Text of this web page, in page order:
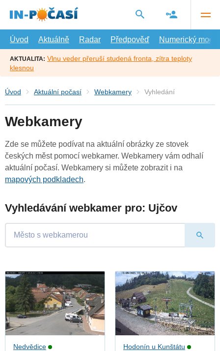
hlavní
Úvod
Aktuálně Radar Předpověď Numerický model
AKTUALITA: Vlnu veder přeruší studená fronta, zítra teploty
klesnou
Úvod Aktuální počasí Webkamery Vyhledání
Webkamery
Zde se můžete podívat na aktuální obrázky ze stovek
českých měst pomocí webkamer. Webkamery vám odhalí
aktuální počasí. Webkamery si můžete zobrazit i na
mapových podkladech.
Vyhledávání webkamer pro: Ujčov
Nedvědice
Hodonín u Kunštátu